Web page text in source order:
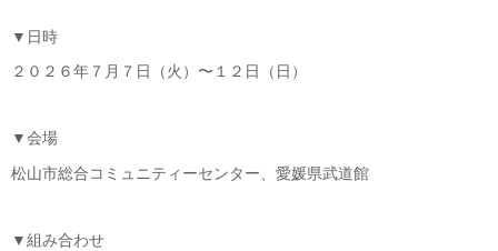
▼日時
２０２６年７月７日（火）〜１２日（日）
▼会場
松山市総合コミュニティーセンター、愛媛県武道館
▼組み合わせ